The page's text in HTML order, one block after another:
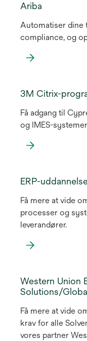
new
Ariba
Automatiser dine
compliance, og
3M Citrix-
Få adgang til
og IMES-
ERP-
Få mere at vide
processer og
leverandører.
Western Union
Solutions/
Få mere at vide
krav for alle
vores partner